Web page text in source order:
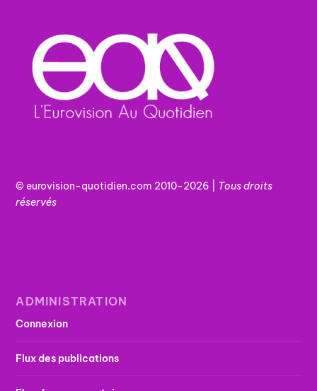
© eurovision-quotidien.com 2010-2026 | Tousdroits
réservés
ADMINISTRATION
Connexion
Flux des publications